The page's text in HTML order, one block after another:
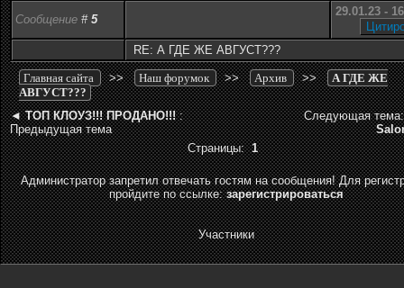
Сообщение # 5
29.01.23 -
RE: А ГДЕ ЖЕ АВГУСТ???
Главная сайта >> Наш форумок >> Архив >> А ГДЕ ЖЕ
АВГУСТ???
◄ТОП КЛОУЗ!!! ПРОДАНО!!!:
Предыдущая тема
Следующая
Страницы:1
Администратор запретил отвечать гостям на сообщения! Для
пройдите по ссылке:зарегистрироваться
Участники